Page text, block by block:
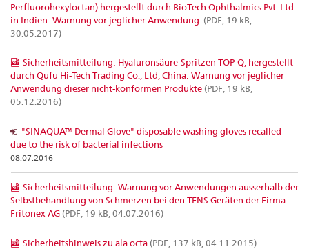
Perfluorohexyloctan) hergestellt durch BioTech Ophthalmics Pvt. Ltd
in Indien: Warnung vor jeglicher Anwendung. (PDF, 19 kB,
30.05.2017)
Sicherheitsmitteilung: Hyaluronsäure-Spritzen TOP-Q, hergestellt
durch Qufu Hi-Tech Trading Co., Ltd, China: Warnung vor jeglicher
Anwendung dieser nicht-konformen Produkte (PDF, 19 kB,
05.12.2016)
"SINAQUA™ Dermal Glove" disposable washing gloves recalled
due to the risk of bacterial infections
08.07.2016
Sicherheitsmitteilung: Warnung vor Anwendungen ausserhalb der
Selbstbehandlung von Schmerzen bei den TENS Geräten der Firma
Fritonex AG (PDF, 19 kB, 04.07.2016)
Sicherheitshinweis zu ala octa (PDF, 137 kB, 04.11.2015)